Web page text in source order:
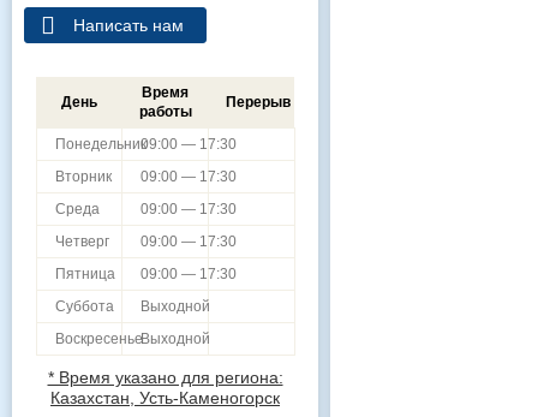
Написать нам
День
Время
работы
Перерыв
Понедельник09:00 — 17:30
Вторник
09:00 — 17:30
Среда
09:00 — 17:30
Четверг
09:00 — 17:30
Пятница
09:00 — 17:30
Суббота
Выходной
ВоскресеньеВыходной
* Время указано для региона:
Казахстан, Усть-Каменогорск